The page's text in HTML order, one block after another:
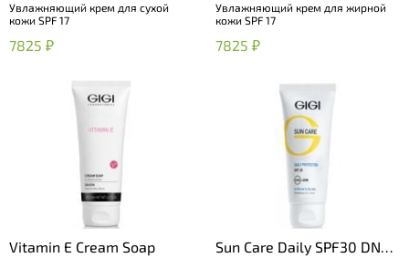
for dry skin
Увлажняющий крем для сухой
кожи SPF 17
7825 ₽
for oily skin
Увлажняющий крем для жирной
кожи SPF 17
7825 ₽
Vitamin E Cream Soap
Sun Care Daily SPF30 DNA